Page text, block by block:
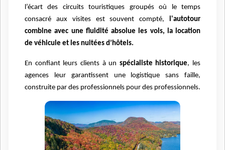
l’écart des circuits touristiques groupés où le temps
consacré aux visites est souvent compté, l'autotour
combine avec une fluidité absolue les vols, la location
de véhicule et les nuitées d’hôtels.
En confiant leurs clients à un spécialiste historique, les
agences leur garantissent une logistique sans faille,
construite par des professionnels pour des professionnels.